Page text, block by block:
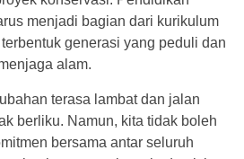
menjadi bagian dari kurikulum
generasi yang peduli dan
alam.
terasa lambat dan jalan
berliku. Namun, kita tidak boleh
bersama antar seluruh